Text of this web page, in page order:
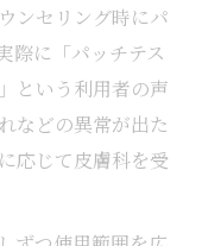
ンセリング時にパ
際に「パッチテス
という利用者の声
などの異常が出た
応じて皮膚科を受